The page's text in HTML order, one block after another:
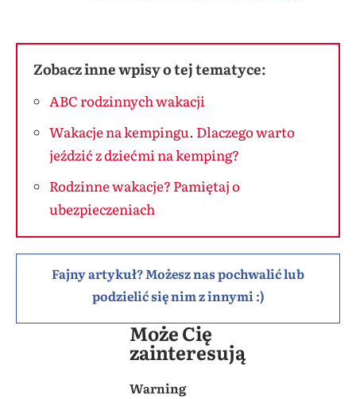
Zobacz inne wpisy o tej tematyce:
ABC rodzinnych wakacji
Wakacje na kempingu. Dlaczego warto
jeździć z dziećmi na kemping?
Rodzinne wakacje? Pamiętaj o
ubezpieczeniach
Fajny artykuł? Możesz nas pochwalić lub
podzielić się nim z innymi :)
Może Cię
zainteresują
Warning